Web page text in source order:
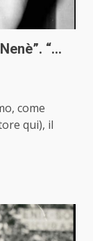
“…
come
qui), il